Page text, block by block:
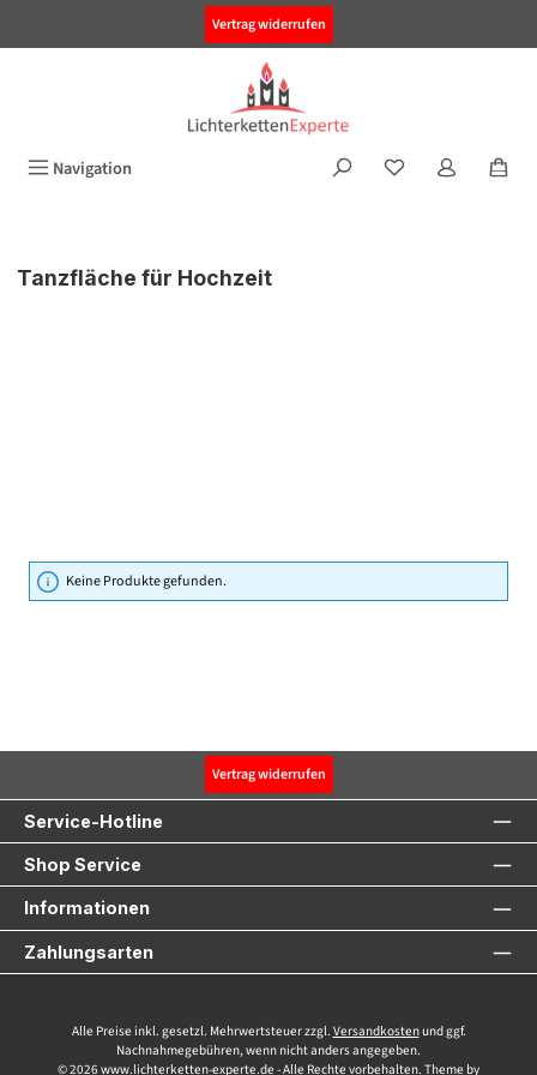
Vertrag widerrufen
Navigation
Tanzfläche für Hochzeit
Keine Produkte gefunden.
Vertrag widerrufen
Service-Hotline
Shop Service
Informationen
Zahlungsarten
Alle Preise inkl. gesetzl. Mehrwertsteuer zzgl. Versandkostenund ggf.
Nachnahmegebühren, wenn nicht anders angegeben.
© 2026 www.lichterketten-experte.de - Alle Rechte vorbehalten. Theme by